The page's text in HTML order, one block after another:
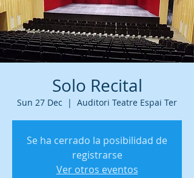
Solo Recital
Sun 27 Dec
  |
Auditori Teatre Espai Ter
Se ha cerrado la posibilidad de
registrarse
Ver otros eventos